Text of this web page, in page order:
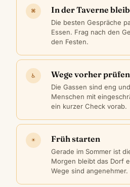
⌘ In der Taverne
Die besten Gespräche
Essen. Frag nach den
den Festen.
♿ Wege vorher prüfen
Die Gassen sind eng
Menschen mit
ein kurzer Check vorab.
☀ Früh starten
Gerade im Sommer ist
Morgen bleibt das Dorf
Wege sind angenehmer.